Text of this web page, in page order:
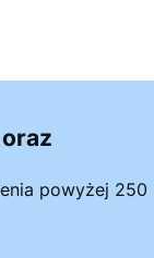
powyżej 250